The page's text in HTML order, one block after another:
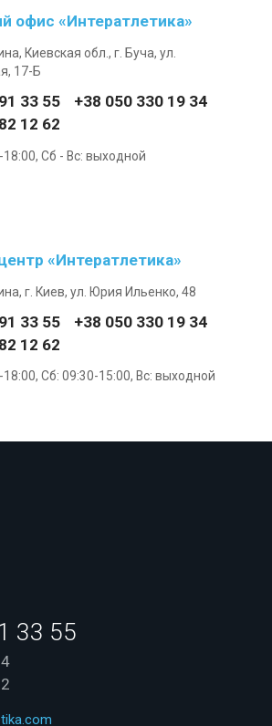
офис «Интератлетика»
Киевская обл., г. Буча, ул.
17-Б
33 55
+38 050 330 19 34
12 62
Сб - Вс: выходной
«Интератлетика»
г. Киев, ул. Юрия Ильенко, 48
33 55
+38 050 330 19 34
12 62
Сб: 09:30-15:00, Вс: выходной
33 55